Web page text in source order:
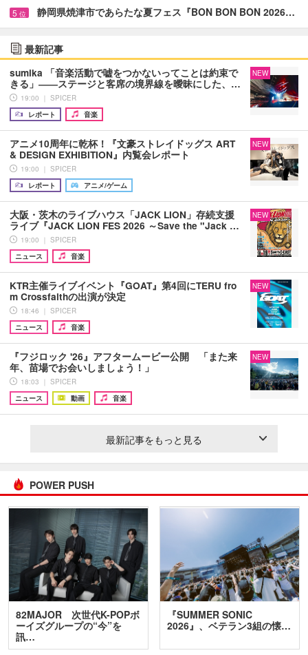
5 位 静岡県焼津市であらたな夏フェス『BON BON BON 2026…
最新記事
sumika 「音楽活動で嘘をつかないってことは約束で
きる」――ステージと客席の境界線を曖昧にした、…
19:00 ｜ SPICER
レポート
音楽
NEW
アニメ10周年に乾杯！『文豪ストレイドッグス ART
& DESIGN EXHIBITION』内覧会レポート
19:00 ｜ SPICER
レポート
アニメ/ゲーム
NEW
大阪・茨木のライブハウス「JACK LION」存続支援
ライブ『JACK LION FES 2026 ～Save the "Jack …
19:00 ｜ SPICER
ニュース
音楽
NEW
KTR主催ライブイベント『GOAT』第4回にTERU fro
m Crossfaithの出演が決定
18:46 ｜ SPICER
ニュース
音楽
NEW
『フジロック '26』アフタームービー公開 「また来
年、苗場でお会いしましょう！」
18:03 ｜ SPICER
ニュース
動画 音楽
NEW
最新記事をもっと見る
POWER PUSH
82MAJOR 次世代K-POPボ
ーイズグループの“今”を
訊…
『SUMMER SONIC
2026』、ベテラン3組の懐…